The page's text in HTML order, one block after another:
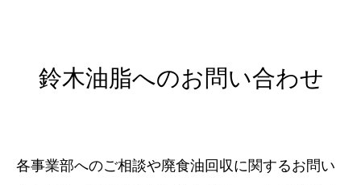
鈴木油脂へのお問い合わせ
各事業部へのご相談や廃食油回収に関するお問い